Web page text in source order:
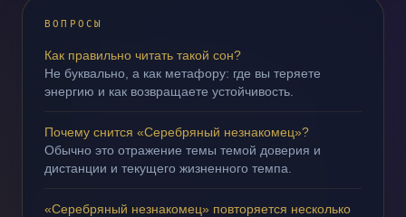
ВОПРОСЫ
Как правильно читать такой сон?
Не буквально, а как метафору: где вы теряете
энергию и как возвращаете устойчивость.
Почему снится «Серебряный незнакомец»?
Обычно это отражение темы темой доверия и
дистанции и текущего жизненного темпа.
«Серебряный незнакомец» повторяется несколько